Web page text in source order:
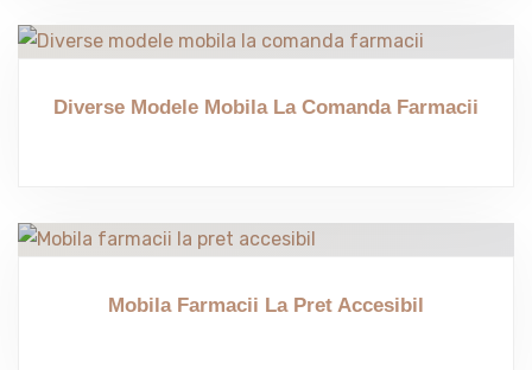
Diverse Modele Mobila La Comanda Farmacii
Mobila Farmacii La Pret Accesibil